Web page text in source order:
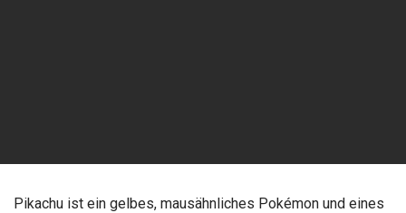
Pikachu ist ein gelbes, mausähnliches Pokémon und eines